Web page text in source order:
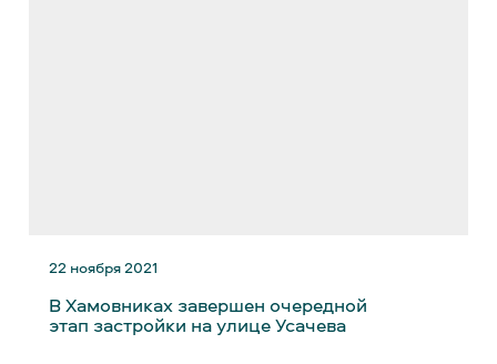
22 ноября 2021
В Хамовниках завершен очередной
этап застройки на улице Усачева